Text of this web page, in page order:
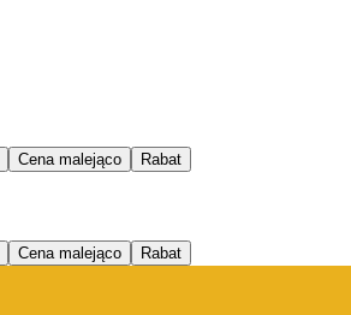
Cena malejąco Rabat
Cena malejąco Rabat